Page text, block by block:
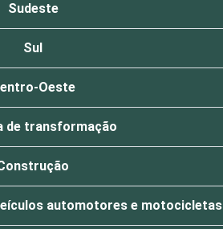
Sudeste
Sul
Oeste
de transformação
automotores e motocicletas